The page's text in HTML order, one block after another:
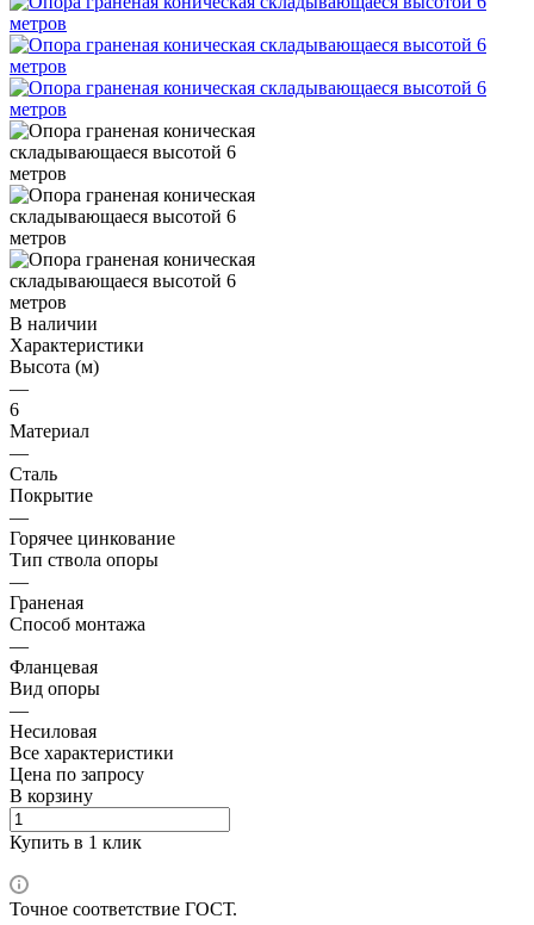
В наличии
Характеристики
Высота (м)
—
6
Материал
—
Сталь
Покрытие
—
Горячее цинкование
Тип ствола опоры
—
Граненая
Способ монтажа
—
Фланцевая
Вид опоры
—
Несиловая
Все характеристики
Цена по запросу
В корзину
Купить в 1 клик
Точное соответствие ГОСТ.